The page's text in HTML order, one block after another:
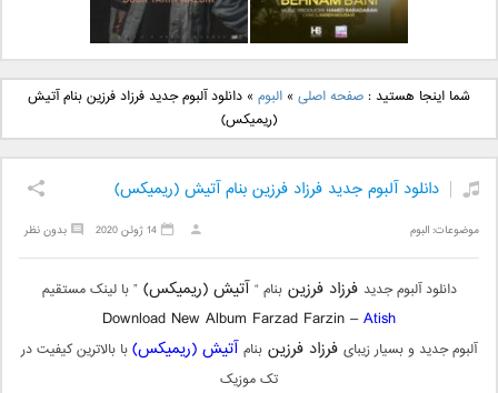
دانلود آهنگ جدید بهنام
بانی بنام قرص قمر 2
دانلود آهنگ جدید علی
یاسینی بنام دورترین نزدیک
شما اینجا هستید :صفحه اصلی »البوم »دانلود آلبوم جدید فرزاد فرزین بنام آتیش
(ریمیکس)
دانلود آلبوم جدید فرزاد فرزین بنام آتیش (ریمیکس)
موضوعات:البوم بدون نظر 14 ژوئن 2020
دانلود آلبوم جدید فرزاد فرزینبنام “آتیش (ریمیکس)” با لینک مستقیم
Download New Album Farzad Farzin –Atish
آلبوم جدید و بسیار زیبای فرزاد فرزین بنام آتیش (ریمیکس)با بالاترین کیفیت در
تک موزیک